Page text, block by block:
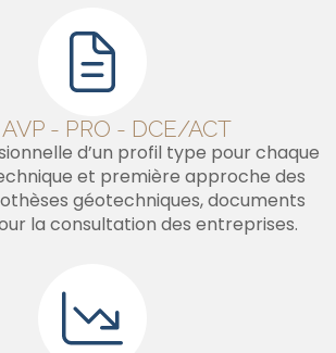
- PRO - DCE/ACT
d’un profil type pour chaque
et première approche des
géotechniques, documents
la consultation des entreprises.